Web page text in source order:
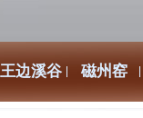
王边溪谷 磁州窑